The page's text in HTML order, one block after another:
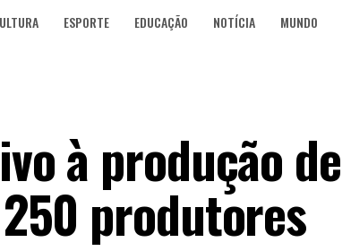
ESPORTE EDUCAÇÃO NOTÍCIA MUNDO
à produção de
produtores